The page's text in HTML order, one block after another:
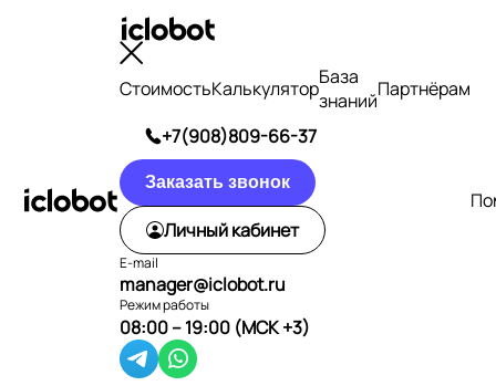
СтоимостьКалькуляторБаза
знанийПартнёрам
+7(908)809-66-37
Заказать звонок
Личный кабинет
E-mail
manager@iclobot.ru
Режим работы
08:00 – 19:00 (МСК +3)